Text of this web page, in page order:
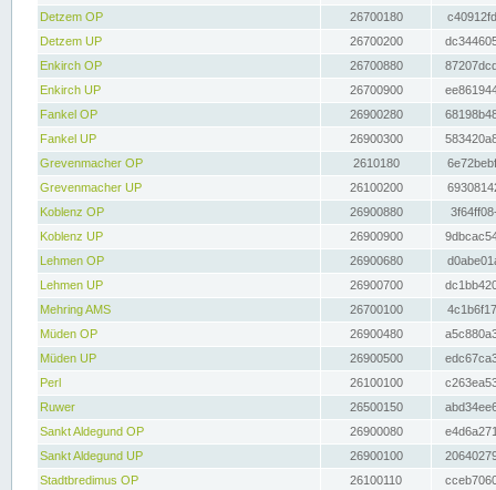
Detzem OP
26700180
Detzem UP
26700200
Enkirch OP
26700880
Enkirch UP
26700900
Fankel OP
26900280
Fankel UP
26900300
Grevenmacher OP
2610180
Grevenmacher UP
26100200
Koblenz OP
26900880
Koblenz UP
26900900
Lehmen OP
26900680
Lehmen UP
26900700
Mehring AMS
26700100
Müden OP
26900480
Müden UP
26900500
Perl
26100100
Ruwer
26500150
Sankt Aldegund OP
26900080
Sankt Aldegund UP
26900100
Stadtbredimus OP
26100110